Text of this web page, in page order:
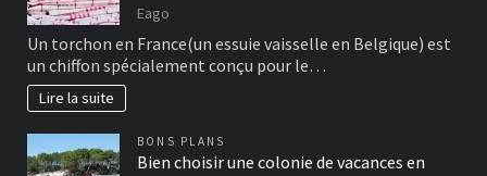
Eago
Un torchon en France(un essuie vaisselle en Belgique) est
un chiffon spécialement conçu pour le…
Lire la suite
BONS PLANS
Bien choisir une colonie de vacances en